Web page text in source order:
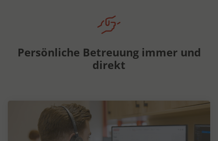
Persönliche Betreuung immer und
direkt